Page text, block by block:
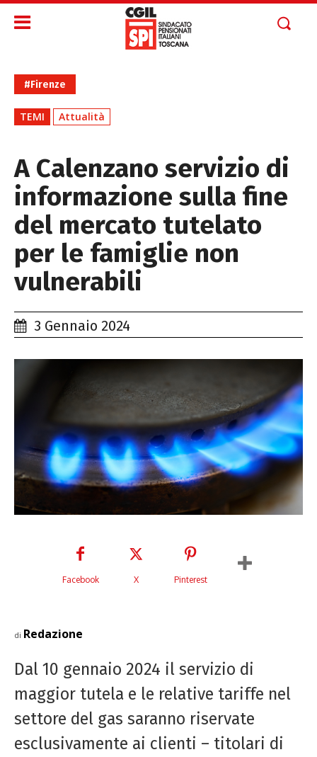
#Firenze
TEMI Attualità
A Calenzano servizio di
informazione sulla fine
del mercato tutelato
per le famiglie non
vulnerabili
3 Gennaio 2024
Facebook X Pinterest
di Redazione
Dal 10 gennaio 2024 il servizio di
maggior tutela e le relative tariffe nel
settore del gas saranno riservate
esclusivamente ai clienti – titolari di